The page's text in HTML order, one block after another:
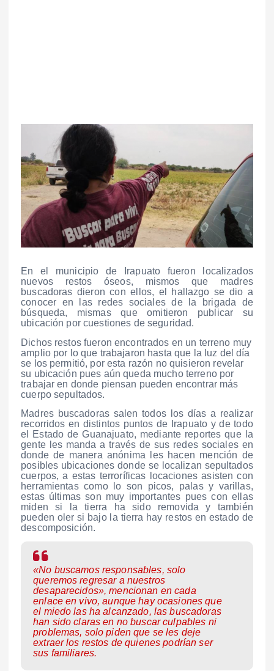
En el municipio de Irapuato fueron localizados
nuevos restos óseos, mismos que madres
buscadoras dieron con ellos, el hallazgo se dio a
conocer en las redes sociales de la brigada de
búsqueda, mismas que omitieron publicar su
ubicación por cuestiones de seguridad.
Dichos restos fueron encontrados en un terreno muy
amplio por lo que trabajaron hasta que la luz del día
se los permitió, por esta razón no quisieron revelar
su ubicación pues aún queda mucho terreno por
trabajar en donde piensan pueden encontrar más
cuerpo sepultados.
Madres buscadoras salen todos los días a realizar
recorridos en distintos puntos de Irapuato y de todo
el Estado de Guanajuato, mediante reportes que la
gente les manda a través de sus redes sociales en
donde de manera anónima les hacen mención de
posibles ubicaciones donde se localizan sepultados
cuerpos, a estas terroríficas locaciones asisten con
herramientas como lo son picos, palas y varillas,
estas últimas son muy importantes pues con ellas
miden si la tierra ha sido removida y también
pueden oler si bajo la tierra hay restos en estado de
descomposición.
«No buscamos responsables, solo
queremos regresar a nuestros
desaparecidos», mencionan en cada
enlace en vivo, aunque hay ocasiones que
el miedo las ha alcanzado, las buscadoras
han sido claras en no buscar culpables ni
problemas, solo piden que se les deje
extraer los restos de quienes podrían ser
sus familiares.